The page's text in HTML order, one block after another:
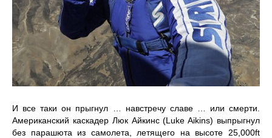
И все таки он прыгнул … навстречу славе … или смерти.
Американский каскадер Люк Айкинс (Luke Aikins) выпрыгнул
без парашюта из самолета, летящего на высоте 25,000ft